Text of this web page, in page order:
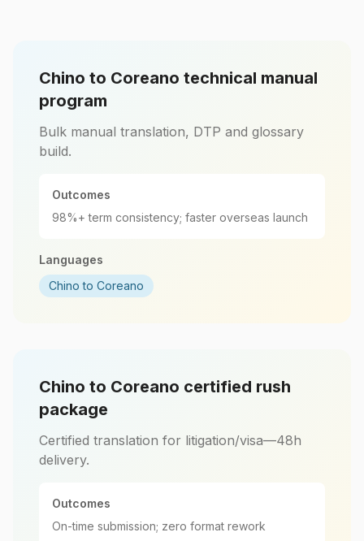
Chino to Coreano technical manual
program
Bulk manual translation, DTP and glossary
build.
Outcomes
98%+ term consistency; faster overseas launch
Languages
Chino to Coreano
Chino to Coreano certified rush
package
Certified translation for litigation/visa—48h
delivery.
Outcomes
On-time submission; zero format rework